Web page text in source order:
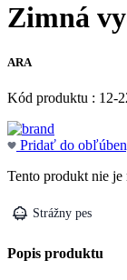
Zimná
ARA
Kód produktu : 12-
Pridať do
Tento produkt nie je
Strážny pes
Popis produktu